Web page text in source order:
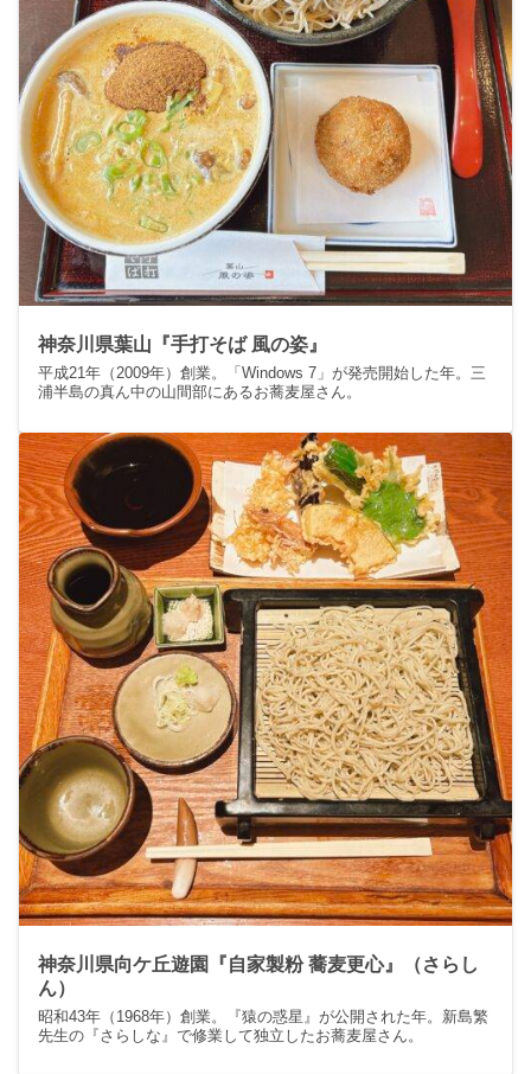
神奈川県葉山『手打そば 風の姿』
平成21年（2009年）創業。「Windows 7」が発売開始した年。三
浦半島の真ん中の山間部にあるお蕎麦屋さん。
神奈川県向ケ丘遊園『自家製粉 蕎麦更心』（さらし
ん）
昭和43年（1968年）創業。『猿の惑星』が公開された年。新島繁
先生の『さらしな』で修業して独立したお蕎麦屋さん。